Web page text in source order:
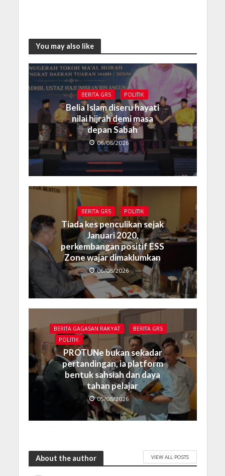
You may also like
BERITA GRS POLITIK
Belia Islam diseru hayati
nilai hijrah demi masa
depan Sabah
06/08/2026
BERITA GRS POLITIK
Tiada kes penculikan sejak
Januari 2020,
perkembangan positif ESS
Zone wajar dimaklumkan
06/08/2026
BERITA GAGASAN RAKYAT
BERITA GRS
POLITIK
PROTUNe bukan sekadar
pertandingan, ia platform
bentuk sahsiah dan daya
tahan pelajar
05/08/2026
About the author VIEW ALL POSTS